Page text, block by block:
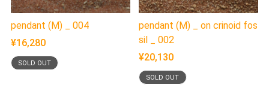
pendant (M) _ 004
¥16,280
SOLD OUT
pendant (M) _ on crinoid fos
sil _ 002
¥20,130
SOLD OUT